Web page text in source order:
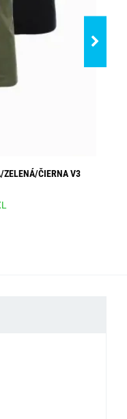
ZELENÁ/ČIERNA V3